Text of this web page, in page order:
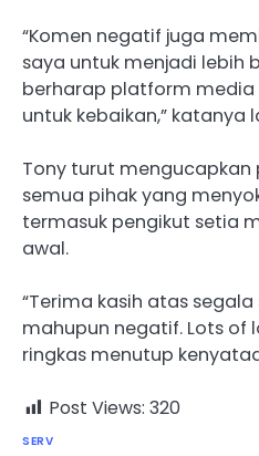
“Komen negatif juga
saya untuk menjadi lebih
berharap platform
untuk kebaikan,” katanya
Tony turut
semua pihak yang
termasuk pengikut setia
awal.
“Terima kasih atas
mahupun negatif. Lots of
ringkas menutup
Post Views: 320
SERV